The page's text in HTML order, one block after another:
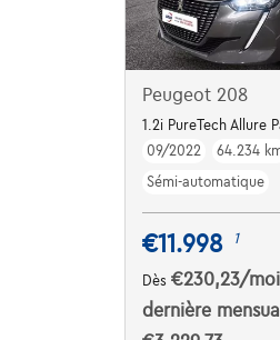
Peugeot 208
1.2i PureTech Allure
09/2022
64.234
Sémi-automatique
€11.998 1
Dès €230,23/
dernière